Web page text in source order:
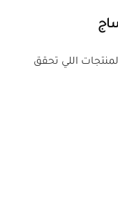
اللي تحقق